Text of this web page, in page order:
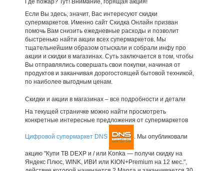
Если Вы здесь, значит, Вас интересуют скидки
супермаркетов. Именно сайт Скидка Онлайн призван
помочь Вам снизить ежедневные расходы и позволит
быстренько найти акции всех супермаркетов. Мы
тщательнейшим образом отыскали и собрали инфу про
акции и скидки в магазинах. Суть заключается в том, чтобы
Вы отправлялись совершать свои покупки, начиная от
продуктов и заканчивая дорогостоящей бытовой техникой,
по наиболее выгодным ценам.
Скидки и акции в магазинах – все подробности и детали
На текущей страничке можно найти просмотреть
конкретные интересные предложения от супермаркетов
Цифровой супермаркет DNS . Мы опубликовали
акцию "Купи ТВ DEXP и / или Konka — получи скидку на
Яндекс Плюс, WINK, ИВИ или KION+Premium на 12 мес.",